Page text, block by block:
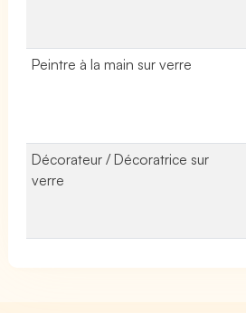
Peintre à la main sur verre
Décorateur / Décoratrice sur
verre